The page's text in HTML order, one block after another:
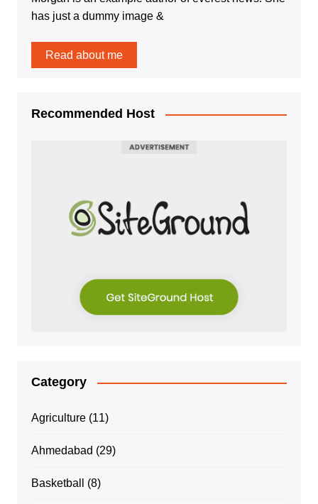
has just a dummy image &
Read about me
Recommended Host
Category
Agriculture(11)
Ahmedabad (29)
Basketball (8)